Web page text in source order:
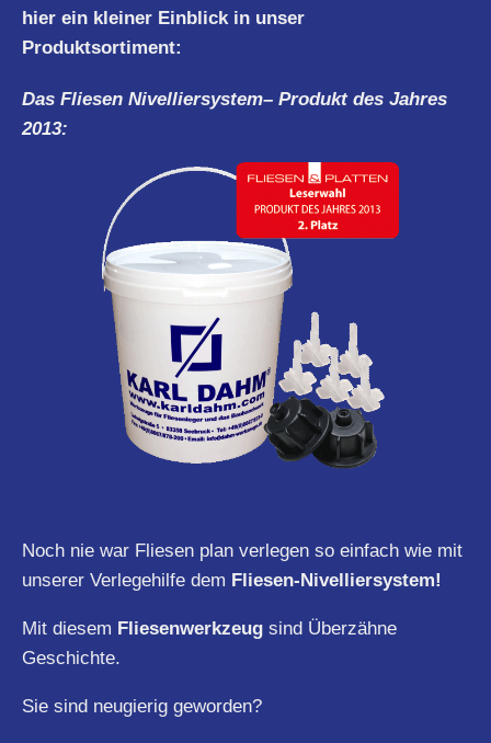
hier ein kleiner Einblick in unser
Produktsortiment:
Das Fliesen Nivelliersystem– Produkt des Jahres
2013:
Noch nie war Fliesen plan verlegen so einfach wie mit
unserer Verlegehilfe dem Fliesen-Nivelliersystem!
Mit diesem Fliesenwerkzeug sind Überzähne
Geschichte.
Sie sind neugierig geworden?